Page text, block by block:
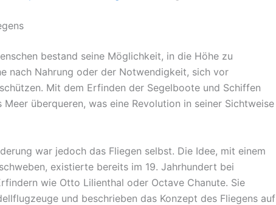
bestand seine Möglichkeit, in die Höhe zu
nach Nahrung oder der Notwendigkeit, sich vor
Mit dem Erfinden der Segelboote und Schiffen
überqueren, was eine Revolution in seiner Sichtweise
war jedoch das Fliegen selbst. Die Idee, mit einem
existierte bereits im 19. Jahrhundert bei
wie Otto Lilienthal oder Octave Chanute. Sie
und beschrieben das Konzept des Fliegens auf